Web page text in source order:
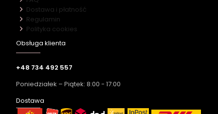
Dostawa i płatność
Regulamin
Polityka cookies
Obsługa klienta
+48 734 492 557
Poniedziałek – Piątek: 8:00 - 17:00
Dostawa